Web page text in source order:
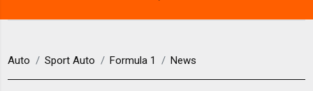
e
o
Auto Sport Auto Formula 1 News